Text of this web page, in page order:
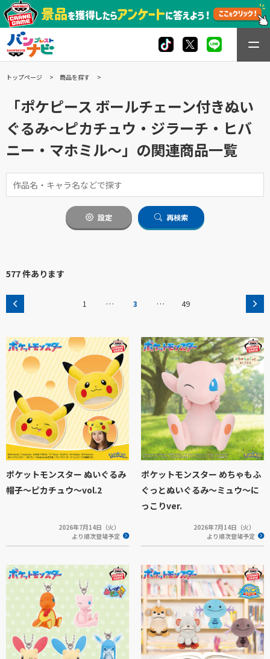
トップページ 商品を探す
「ポケピース ボールチェーン付きぬい
ぐるみ～ピカチュウ・ジラーチ・ヒバ
ニー・マホミル～」の関連商品一覧
設定 再検索
577 件あります
1 … 3 … 49
ポケットモンスター ぬいぐるみ
帽子～ピカチュウ～vol.2
2026年7月14日（火）
より順次登場予定
ポケットモンスター めちゃもふ
ぐっとぬいぐるみ～ミュウ～に
っこりver.
2026年7月14日（火）
より順次登場予定